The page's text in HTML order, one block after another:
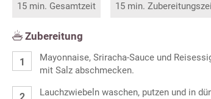
15 min. Gesamtzeit 15 min.
Zubereitung
Mayonnaise, Sriracha-Sauce und
mit Salz abschmecken.
Lauchzwiebeln waschen, putzen und in